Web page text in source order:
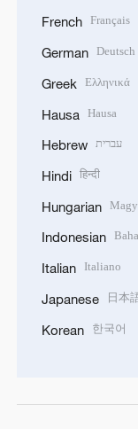
French Français
German Deutsch
Greek Ελληνικά
Hausa Hausa
Hebrew עברית
Hindi हिन्दी
Hungarian
Indonesian
Italian Italiano
Japanese 日本
Korean 한국어